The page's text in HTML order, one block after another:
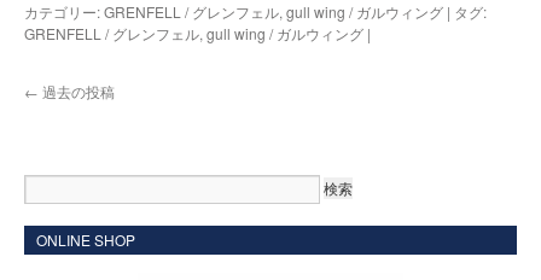
カテゴリー:GRENFELL / グレンフェル, gull wing / ガルウィング | タグ:
GRENFELL / グレンフェル, gull wing / ガルウィング |
← 過去の投稿
ONLINE SHOP